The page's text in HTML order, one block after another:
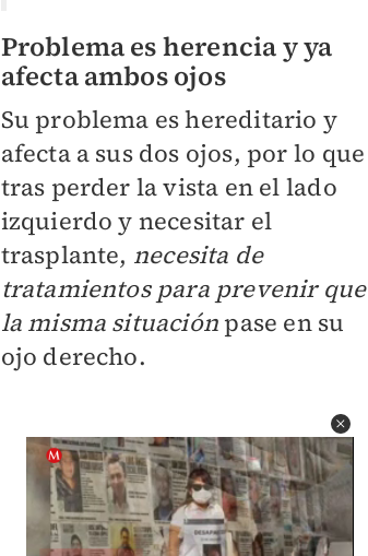
Problema es herencia y ya
afecta ambos ojos
Su problema es hereditario y
afecta a sus dos ojos, por lo que
tras perder la vista en el lado
izquierdo y necesitar el
trasplante, necesita de
tratamientos para prevenir que
la misma situación pase en su
ojo derecho.